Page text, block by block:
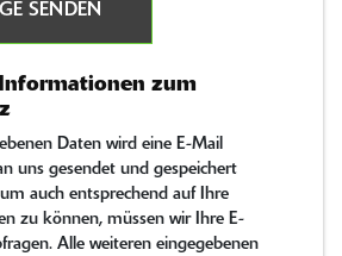
SENDEN
Informationen zum
Daten wird eine E-Mail
uns gesendet und gespeichert
auch entsprechend auf Ihre
zu können, müssen wir Ihre E-
Alle weiteren eingegebenen